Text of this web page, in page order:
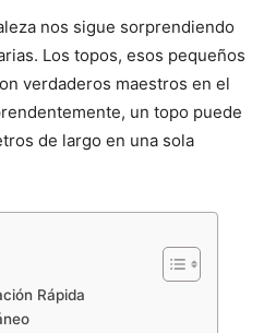
nos sigue sorprendiendo
Los topos, esos pequeños
verdaderos maestros en el
un topo puede
de largo en una sola
Rápida